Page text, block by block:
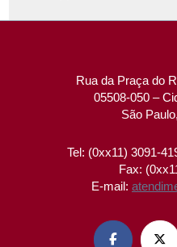
Rua da Praça do
05508-050 –
São
Tel: (0xx11) 3091-
Fax:
E-mail:
 